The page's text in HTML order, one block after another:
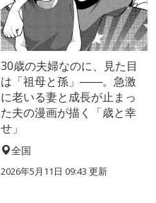
30歳の夫婦なのに、見た目
は「祖母と孫」――。急激
に老いる妻と成長が止まっ
た夫の漫画が描く「歳と幸
せ」
全国
2026年5月11日 09:43 更新